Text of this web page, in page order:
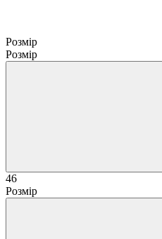
Розмір
Розмір
46
Розмір